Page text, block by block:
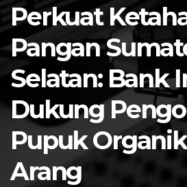
Perkuat
Pangan
Selatan: Bank
Dukung
Pupuk
Arang